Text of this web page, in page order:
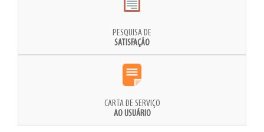
PESQUISA DE
SATISFAÇÃO
CARTA DE SERVIÇO
AO USUÁRIO